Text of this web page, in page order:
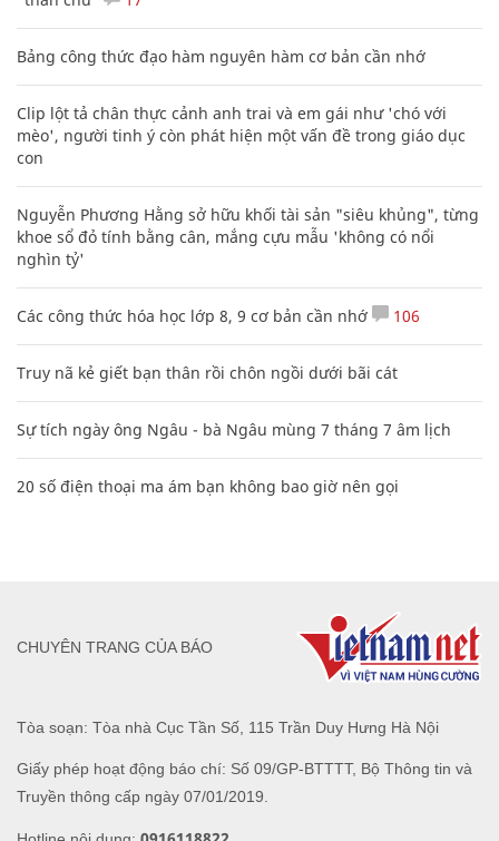
Bảng công thức đạo hàm nguyên hàm cơ bản cần nhớ
Clip lột tả chân thực cảnh anh trai và em gái như 'chó với
mèo', người tinh ý còn phát hiện một vấn đề trong giáo dục
con
Nguyễn Phương Hằng sở hữu khối tài sản "siêu khủng", từng
khoe sổ đỏ tính bằng cân, mắng cựu mẫu 'không có nổi
nghìn tỷ'
Các công thức hóa học lớp 8, 9 cơ bản cần nhớ 106
Truy nã kẻ giết bạn thân rồi chôn ngồi dưới bãi cát
Sự tích ngày ông Ngâu - bà Ngâu mùng 7 tháng 7 âm lịch
20 số điện thoại ma ám bạn không bao giờ nên gọi
Tòa soạn: Tòa nhà Cục Tần Số, 115 Trần Duy Hưng Hà Nội
Giấy phép hoạt động báo chí: Số 09/GP-BTTTT, Bộ Thông tin và
Truyền thông cấp ngày 07/01/2019.
CHUYÊN TRANG CỦA BÁO